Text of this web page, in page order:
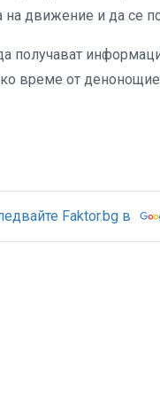
на движение и да се
време от
Faktor.bg в